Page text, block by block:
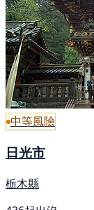
中等風險
日光市
栃木縣